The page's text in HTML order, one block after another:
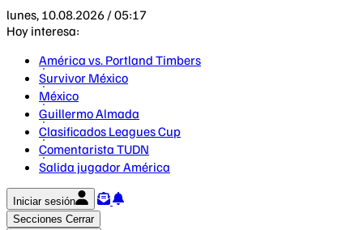
lunes, 10.08.2026 / 05:17
Hoy interesa:
América vs. Portland Timbers
Survivor México
México
Guillermo Almada
Clasificados Leagues Cup
Comentarista TUDN
Salida jugador América
Iniciar sesión
Secciones Cerrar